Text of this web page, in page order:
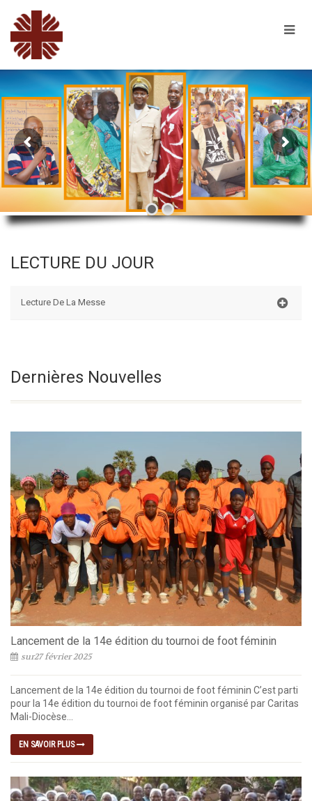
LECTURE DU JOUR
Lecture De La Messe
Transfiguration
Du Seigneur
Dernières Nouvelles
Lancement de la 14e édition du tournoi de foot féminin
sur27 février 2025
Lancement de la 14e édition du tournoi de foot féminin C’est parti
pour la 14e édition du tournoi de foot féminin organisé par Caritas
Mali-Diocèse...
EN SAVOIR PLUS